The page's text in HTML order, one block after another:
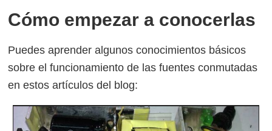
Cómo empezar a conocerlas
Puedes aprender algunos conocimientos básicos
sobre el funcionamiento de las fuentes conmutadas
en estos artículos del blog: